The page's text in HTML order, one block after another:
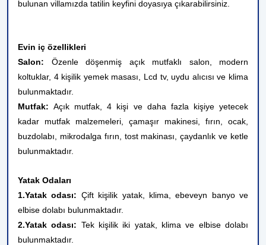
bulunan villamızda tatilin keyfini doyasıya çıkarabilirsiniz.
Evin iç özellikleri
Salon: Özenle döşenmiş açık mutfaklı salon, modern
koltuklar, 4 kişilik yemek masası, Lcd tv, uydu alıcısı ve klima
bulunmaktadır.
Mutfak: Açık mutfak, 4 kişi ve daha fazla kişiye yetecek
kadar mutfak malzemeleri, çamaşır makinesi, fırın, ocak,
buzdolabı, mikrodalga fırın, tost makinası, çaydanlık ve ketle
bulunmaktadır.
Yatak Odaları
1.Yatak odası: Çift kişilik yatak, klima, ebeveyn banyo ve
elbise dolabı bulunmaktadır.
2.Yatak odası: Tek kişilik iki yatak, klima ve elbise dolabı
bulunmaktadır.